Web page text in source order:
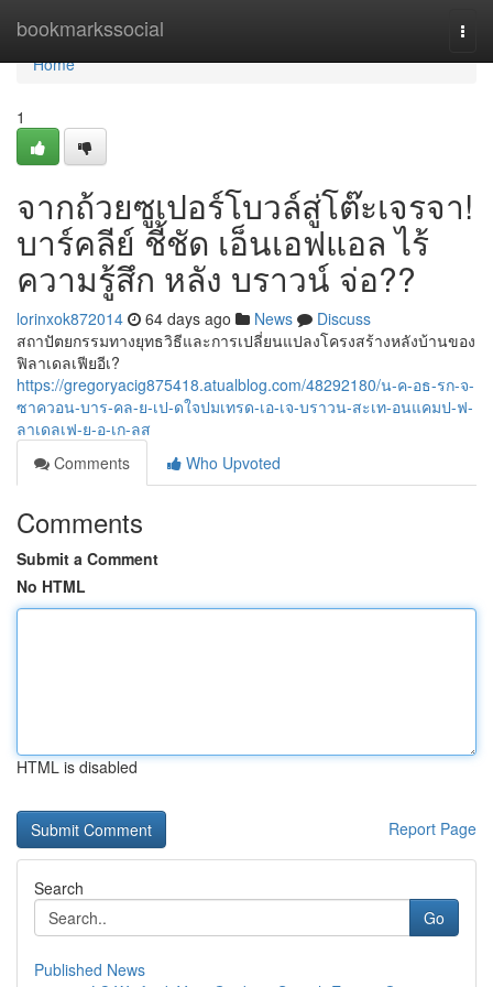
bookmarkssocial
Home
Home
1
จากถ้วยซูเปอร์โบวล์สู่โต๊ะเจรจา!
บาร์คลีย์ ชี้ชัด เอ็นเอฟแอล ไร้
ความรู้สึก หลัง บราวน์ จ่อ??
lorinxok872014 64 days ago News
Discuss
สถาปัตยกรรมทางยุทธวิธีและการเปลี่ยนแปลงโครงสร้างหลังบ้านของ
ฟิลาเดลเฟียอีเ?
https://gregoryacig875418.atualblog.com/48292180/น-ค-อธ-รก-จ-
ซาควอน-บาร-คล-ย-เป-ดใจปมเทรด-เอ-เจ-บราวน-สะเท-อนแคมป-ฟ-
ลาเดลเฟ-ย-อ-เก-ลส
Comments
Who Upvoted
Comments
Submit a Comment
No HTML
HTML is disabled
Report Page
Search
Go
Published News